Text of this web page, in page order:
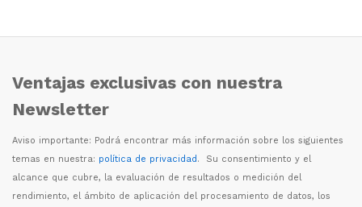
Ventajas exclusivas con nuestra
Newsletter
Aviso importante: Podrá encontrar más información sobre los siguientes
temas en nuestra: política de privacidad. Su consentimiento y el
alcance que cubre, la evaluación de resultados o medición del
rendimiento, el ámbito de aplicación del procesamiento de datos, los